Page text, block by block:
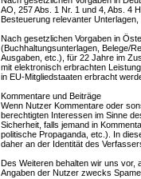
AO, 257 Abs. 1 Nr. 1 und 4, Abs. 4
Besteuerung relevanter
Nach gesetzlichen Vorgaben in
(Buchhaltungsunterlagen, Belege/
Ausgaben, etc.), für 22 Jahre im
mit elektronisch erbrachten
in EU-Mitgliedstaaten erbracht
Kommentare und Beiträge
Wenn Nutzer Kommentare oder
berechtigten Interessen im Sinne
Sicherheit, falls jemand in
politische Propaganda, etc.). In
daher an der Identität des
Des Weiteren behalten wir uns vor,
Angaben der Nutzer zwecks